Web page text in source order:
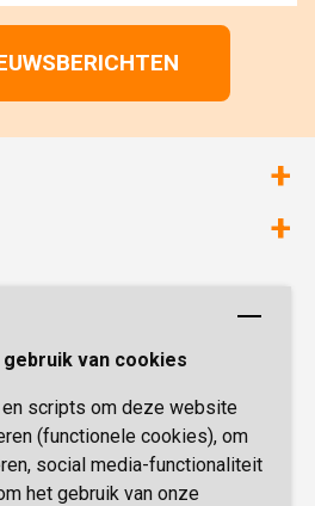
van cookies
scripts om deze website
(functionele cookies), om
social media-functionaliteit
het gebruik van onze